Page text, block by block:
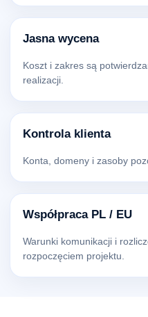
Jasna wycena
Koszt i zakres są
realizacji.
Kontrola klienta
Konta, domeny i zasoby
Współpraca PL / EU
Warunki komunikacji i
rozpoczęciem projektu.